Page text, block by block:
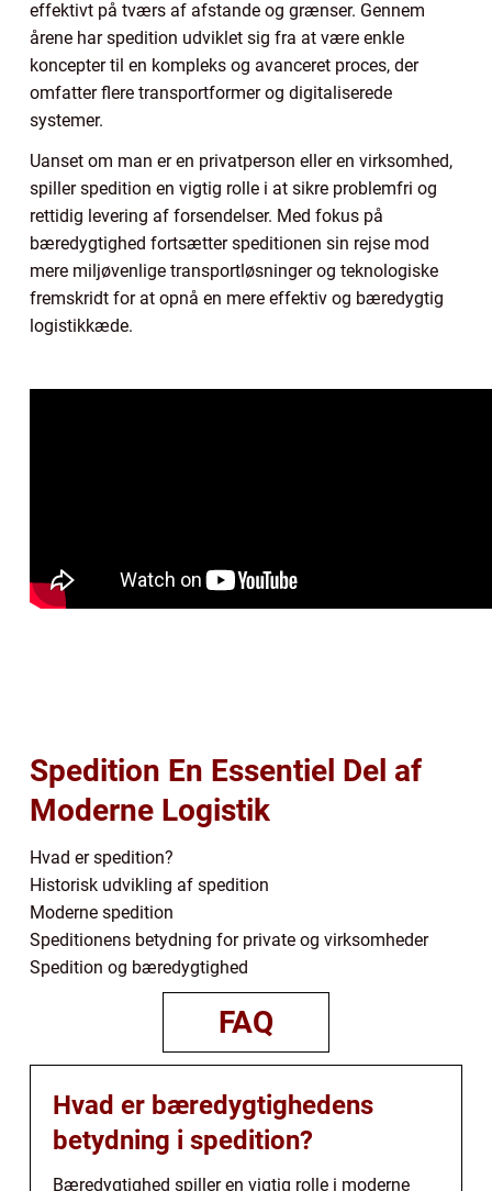
effektivt på tværs af afstande og grænser. Gennem
årene har spedition udviklet sig fra at være enkle
koncepter til en kompleks og avanceret proces, der
omfatter flere transportformer og digitaliserede
systemer.
Uanset om man er en privatperson eller en virksomhed,
spiller spedition en vigtig rolle i at sikre problemfri og
rettidig levering af forsendelser. Med fokus på
bæredygtighed fortsætter speditionen sin rejse mod
mere miljøvenlige transportløsninger og teknologiske
fremskridt for at opnå en mere effektiv og bæredygtig
logistikkæde.
Spedition En Essentiel Del af
Moderne Logistik
Hvad er spedition?
Historisk udvikling af spedition
Moderne spedition
Speditionens betydning for private og virksomheder
Spedition og bæredygtighed
FAQ
Hvad er bæredygtighedens
betydning i spedition?
Bæredygtighed spiller en vigtig rolle i moderne